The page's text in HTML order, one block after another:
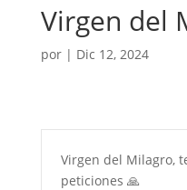
Virgen del
por | Dic 12, 2024
Virgen del Milagro,
peticiones 🙏